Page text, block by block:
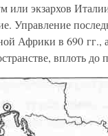
или экзархов
Управление
Африки в 690 гг.,
вплоть